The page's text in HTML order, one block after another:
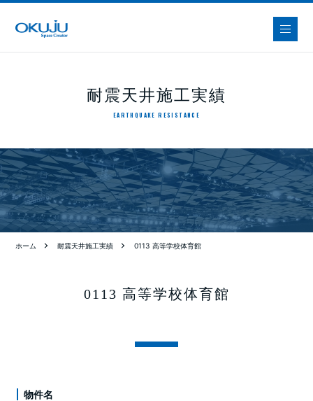
耐震天井施工実績
EARTHQUAKE RESISTANCE
ホーム 耐震天井施工実績 0113 高等学校体育館
0113 高等学校体育館
物件名